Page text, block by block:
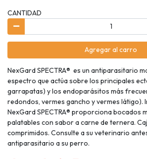
CANTIDAD
Agregar al carro
NexGard SPECTRA® es un antiparasitario
espectro que actúa sobre los principales
garrapatas) y los endoparásitos más
redondos, vermes gancho y vermes látigo).
NexGard SPECTRA® proporciona bocados
palatables con sabor a carne de ternera.
comprimidos. Consulte a su veterinario
antiparasitario a su perro.